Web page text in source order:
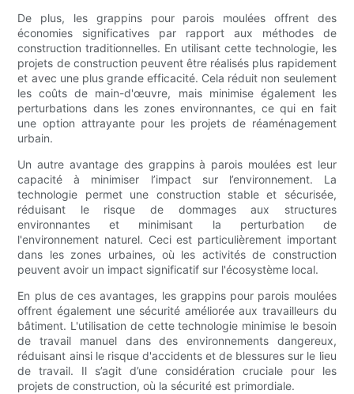
De plus, les grappins pour parois moulées offrent des
économies significatives par rapport aux méthodes de
construction traditionnelles. En utilisant cette technologie, les
projets de construction peuvent être réalisés plus rapidement
et avec une plus grande efficacité. Cela réduit non seulement
les coûts de main-d'œuvre, mais minimise également les
perturbations dans les zones environnantes, ce qui en fait
une option attrayante pour les projets de réaménagement
urbain.
Un autre avantage des grappins à parois moulées est leur
capacité à minimiser l’impact sur l’environnement. La
technologie permet une construction stable et sécurisée,
réduisant le risque de dommages aux structures
environnantes et minimisant la perturbation de
l'environnement naturel. Ceci est particulièrement important
dans les zones urbaines, où les activités de construction
peuvent avoir un impact significatif sur l'écosystème local.
En plus de ces avantages, les grappins pour parois moulées
offrent également une sécurité améliorée aux travailleurs du
bâtiment. L'utilisation de cette technologie minimise le besoin
de travail manuel dans des environnements dangereux,
réduisant ainsi le risque d'accidents et de blessures sur le lieu
de travail. Il s’agit d’une considération cruciale pour les
projets de construction, où la sécurité est primordiale.